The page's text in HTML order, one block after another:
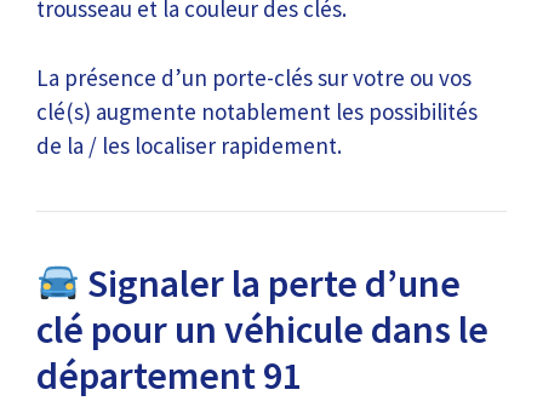
trousseau et la couleur des clés.
La présence d’un porte-clés sur votre ou vos
clé(s) augmente notablement les possibilités
de la / les localiser rapidement.
Signaler la perte d’une
clé pour un véhicule dans le
département 91